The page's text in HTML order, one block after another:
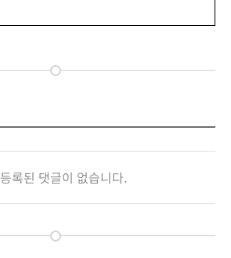
등록된 댓글이 없습니다.